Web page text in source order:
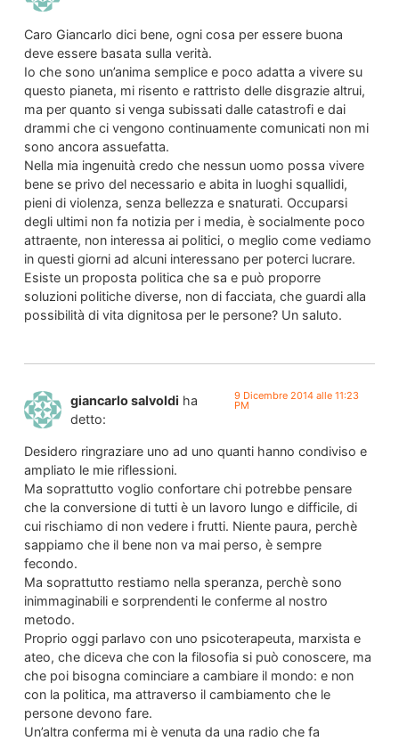
Caro Giancarlo dici bene, ogni cosa per essere buona
deve essere basata sulla verità.
Io che sono un’anima semplice e poco adatta a vivere su
questo pianeta, mi risento e rattristo delle disgrazie altrui,
ma per quanto si venga subissati dalle catastrofi e dai
drammi che ci vengono continuamente comunicati non mi
sono ancora assuefatta.
Nella mia ingenuità credo che nessun uomo possa vivere
bene se privo del necessario e abita in luoghi squallidi,
pieni di violenza, senza bellezza e snaturati. Occuparsi
degli ultimi non fa notizia per i media, è socialmente poco
attraente, non interessa ai politici, o meglio come vediamo
in questi giorni ad alcuni interessano per poterci lucrare.
Esiste un proposta politica che sa e può proporre
soluzioni politiche diverse, non di facciata, che guardi alla
possibilità di vita dignitosa per le persone? Un saluto.
giancarlo salvoldi ha
detto:
9 Dicembre 2014 alle 11:23
PM
Desidero ringraziare uno ad uno quanti hanno condiviso e
ampliato le mie riflessioni.
Ma soprattutto voglio confortare chi potrebbe pensare
che la conversione di tutti è un lavoro lungo e difficile, di
cui rischiamo di non vedere i frutti. Niente paura, perchè
sappiamo che il bene non va mai perso, è sempre
fecondo.
Ma soprattutto restiamo nella speranza, perchè sono
inimmaginabili e sorprendenti le conferme al nostro
metodo.
Proprio oggi parlavo con uno psicoterapeuta, marxista e
ateo, che diceva che con la filosofia si può conoscere, ma
che poi bisogna cominciare a cambiare il mondo: e non
con la politica, ma attraverso il cambiamento che le
persone devono fare.
Un’altra conferma mi è venuta da una radio che fa